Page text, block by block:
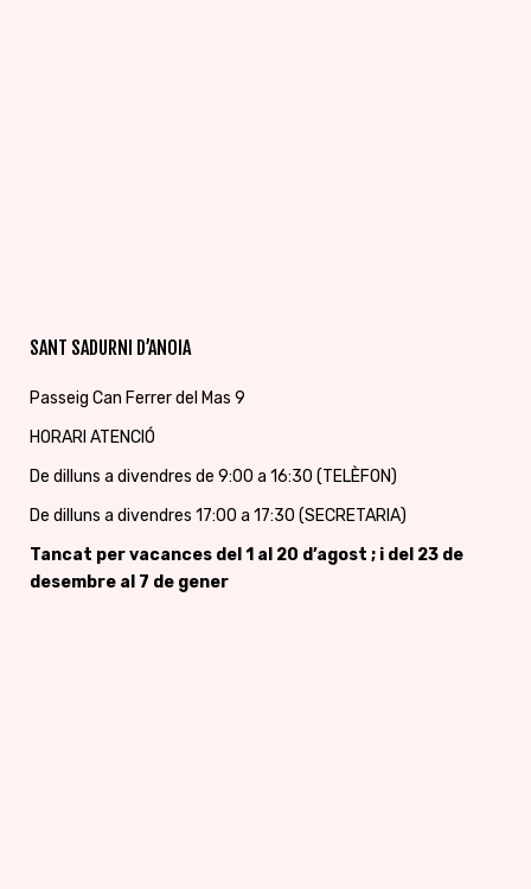
SANT SADURNI D’ANOIA
Passeig Can Ferrer del Mas 9
HORARI ATENCIÓ
De dilluns a divendres de 9:00 a 16:30 (TELÈFON)
De dilluns a divendres 17:00 a 17:30 (SECRETARIA)
Tancat per vacances del 1 al 20 d’agost ; i del 23 de
desembre al 7 de gener